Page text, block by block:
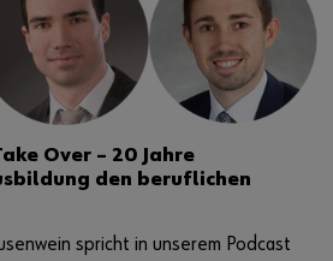
Over – 20 Jahre
den beruflichen
spricht in unserem Podcast